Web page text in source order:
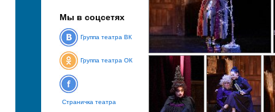
Мы в соцсетях
Группа театра ВК
Группа театра ОК
Страничка театра